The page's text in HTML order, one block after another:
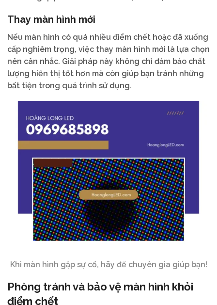
Thay màn hình mới
Nếu màn hình có quá nhiều điểm chết hoặc đã xuống
cấp nghiêm trọng, việc thay màn hình mới là lựa chọn
nên cân nhắc. Giải pháp này không chỉ đảm bảo chất
lượng hiển thị tốt hơn mà còn giúp bạn tránh những
bất tiện trong quá trình sử dụng.
Khi màn hình gặp sự cố, hãy để chuyên gia giúp bạn!
Phòng tránh và bảo vệ màn hình khỏi
điểm chết